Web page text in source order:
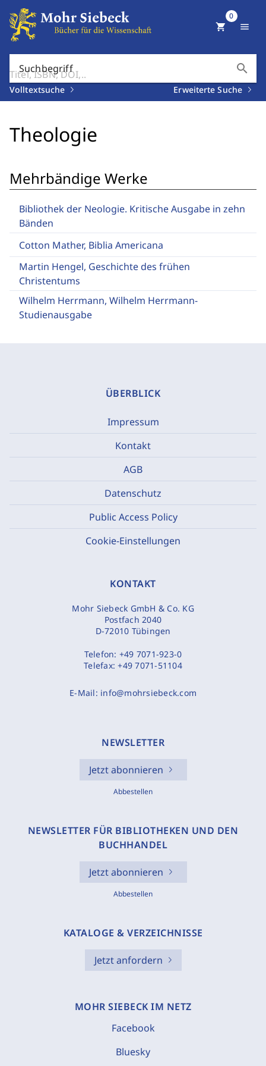
Suchbegriff search
Volltextsuche Erweiterte Suche
shopping_cart
0
menu
Theologie
Mehrbändige Werke
Bibliothek der Neologie. Kritische Ausgabe in zehn
Bänden
Cotton Mather, Biblia Americana
Martin Hengel, Geschichte des frühen
Christentums
Wilhelm Herrmann, Wilhelm Herrmann-
Studienausgabe
ÜBERBLICK
Impressum
Kontakt
AGB
Datenschutz
Public Access Policy
Cookie-Einstellungen
KONTAKT
Mohr Siebeck GmbH & Co. KG
Postfach 2040
D-72010 Tübingen
Telefon: +49 7071-923-0
Telefax:+49 7071-51104
E-Mail: info@mohrsiebeck.com
NEWSLETTER
Jetzt abonnieren
Abbestellen
NEWSLETTER FÜR BIBLIOTHEKEN UND DEN
BUCHHANDEL
Jetzt abonnieren
Abbestellen
KATALOGE & VERZEICHNISSE
Jetzt anfordern
MOHR SIEBECK IM NETZ
Facebook
Bluesky